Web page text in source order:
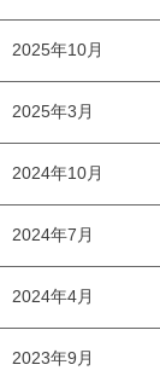
2025年10月
2025年3月
2024年10月
2024年7月
2024年4月
2023年9月